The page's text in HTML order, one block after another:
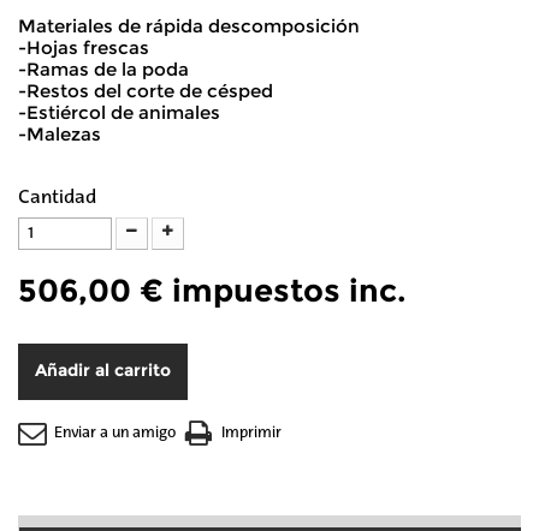
Materiales de rápida descomposición
-Hojas frescas
-Ramas de la poda
-Restos del corte de césped
-Estiércol de animales
-Malezas
Cantidad
506,00 € impuestos inc.
Añadir al carrito
Enviar a un amigo Imprimir